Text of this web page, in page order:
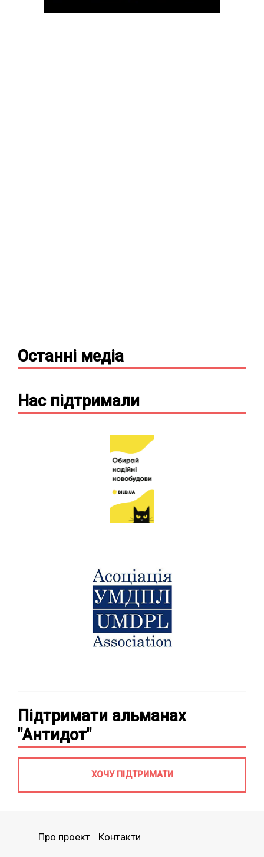
Останні медіа
Нас підтримали
Підтримати альманах
"Антидот"
ХОЧУ ПІДТРИМАТИ
Про проект Контакти